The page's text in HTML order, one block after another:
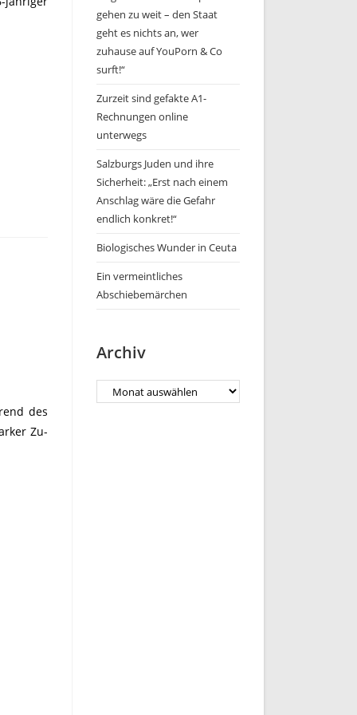
des
Zu-
gehen zu weit – den Staat
geht es nichts an, wer
zuhause auf YouPorn & Co
surft!“
Zurzeit sind gefakte A1-
Rechnungen online
unterwegs
Salzburgs Juden und ihre
Sicherheit: „Erst nach einem
Anschlag wäre die Gefahr
endlich konkret!“
Biologisches Wunder in Ceuta
Ein vermeintliches
Abschiebemärchen
Archiv
Archiv